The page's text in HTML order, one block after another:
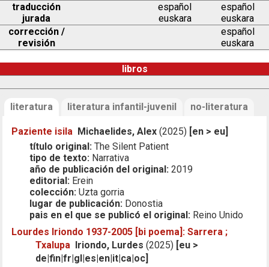
traducción
jurada
español
euskara
español
euskara
corrección /
revisión
español
euskara
libros
literatura literatura infantil-juvenil no-literatura
Paziente isila Michaelides, Alex(2025) [en > eu]
título original: The Silent Patient
tipo de texto: Narrativa
año de publicación del original: 2019
editorial: Erein
colección: Uzta gorria
lugar de publicación: Donostia
pais en el que se publicó el original: Reino Unido
Lourdes Iriondo 1937-2005 [bi poema]: Sarrera ;
Txalupa
Iriondo, Lurdes (2025) [eu >
de|fin|fr|gl|es|en|it|ca|oc]